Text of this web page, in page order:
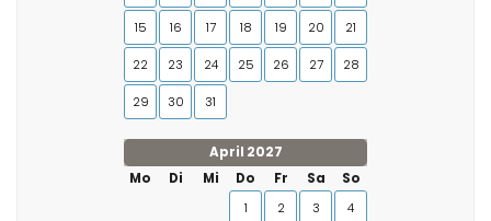
15 16 17 18 19 20 21
22 23 24 25 26 27 28
29 30 31
April 2027
Mo
Di Mi Do Fr Sa
So
1
2 3 4